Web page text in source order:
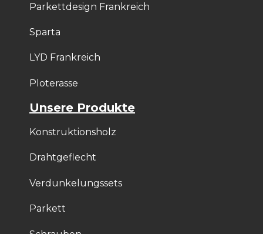
Parkettdesign Frankreich
Sparta
LYD Frankreich
Ploterasse
Unsere Produkte
Konstruktionsholz
Drahtgeflecht
Verdunkelungssets
Parkett